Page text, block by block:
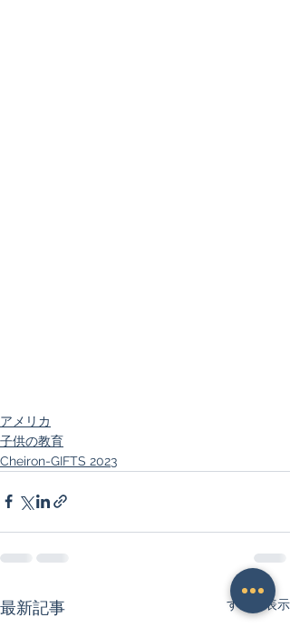
アメリカ
子供の教育
Cheiron-GIFTS 2023
最新記事 すべて表示